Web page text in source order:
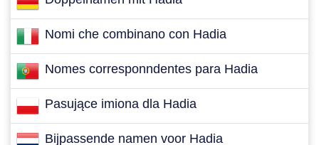
Nomi che combinano con Hadia
Nomes corresponndentes para Hadia
Pasujące imiona dla Hadia
Bijpassende namen voor Hadia